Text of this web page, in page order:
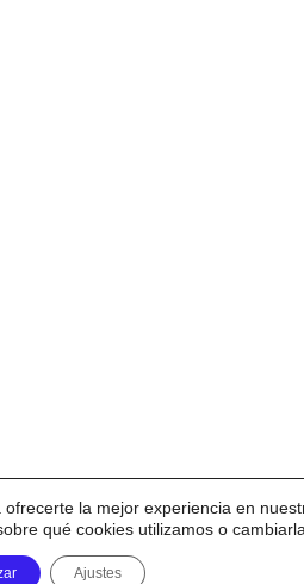
ofrecerte la mejor experiencia en
qué cookies utilizamos o
Ajustes